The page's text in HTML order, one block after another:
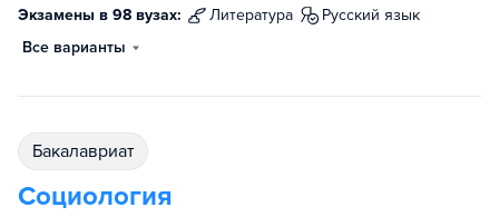
Экзамены в 98 вузах: литература
русский язык
Все варианты
бакалавриат
Социология